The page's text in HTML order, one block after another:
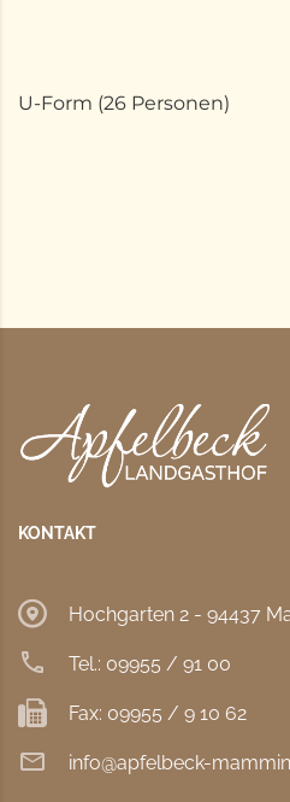
U-Form (26 Personen)
KONTAKT
Hochgarten 2 - 94437
Tel.: 09955 / 91 00
Fax: 09955 / 9 10 62
info@apfelbeck-